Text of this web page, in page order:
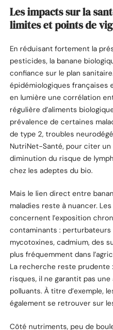
Les impacts sur la
limites et points de
En réduisant fortement la
pesticides, la banane
confiance sur le plan
épidémiologiques françaises
en lumière une corrélation
régulière d’aliments
prévalence de certaines
de type 2, troubles
NutriNet-Santé, pour citer un
diminution du risque de
chez les adeptes du bio.
Mais le lien direct entre
maladies reste à nuancer.
concernent l’exposition
contaminants :
mycotoxines, cadmium, des
plus fréquemment dans
La recherche reste prudente
risques, il ne garantit pas
polluants. À titre d’exemple,
également se retrouver sur
Côté nutriments, peu de